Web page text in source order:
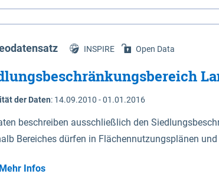
Niedersachsen (vgl. Abb. 4-1) entlang der Elbe
472,5 bei Schnackenburg bis 569 bei
Dannenberg und Lüneburg.
INSPIRE Open Data
der Daten: 14.09.2010 - 01.01.2016
beschreiben ausschließlich den
Bereiches dürfen in Flächennutzungsplänen
Mehr Infos